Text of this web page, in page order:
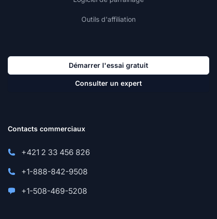
Outils d'affiliation
Démarrer l'essai gratuit
Consulter un expert
Contacts commerciaux
+421 2 33 456 826
+1-888-842-9508
+1-508-469-5208